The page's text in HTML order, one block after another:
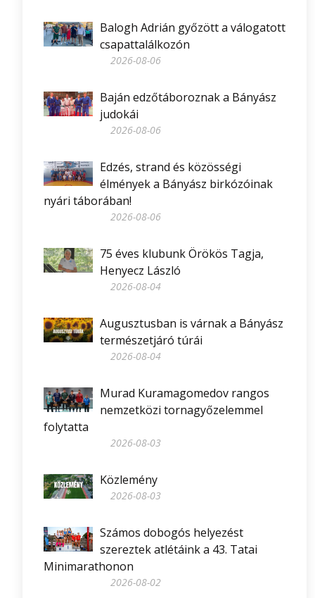
Balogh Adrián győzött a válogatott
csapattalálkozón
2026-08-06
Baján edzőtáboroznak a Bányász
judokái
2026-08-06
Edzés, strand és közösségi
élmények a Bányász birkózóinak
nyári táborában!
2026-08-06
75 éves klubunk Örökös Tagja,
Henyecz László
2026-08-04
Augusztusban is várnak a Bányász
természetjáró túrái
2026-08-04
Murad Kuramagomedov rangos
nemzetközi tornagyőzelemmel
folytatta
2026-08-03
Közlemény
2026-08-03
Számos dobogós helyezést
szereztek atlétáink a 43. Tatai
Minimarathonon
2026-08-02